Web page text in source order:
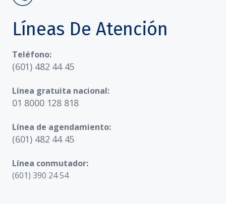
Líneas De Atención
Teléfono:
(601) 482 44 45
Línea gratuita nacional:
01 8000 128 818
Línea de agendamiento:
(601) 482 44 45
Línea conmutador:
(601) 390 24 54